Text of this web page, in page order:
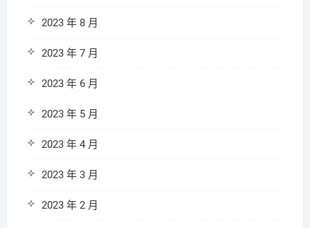
2023 年 8 月
2023 年 7 月
2023 年 6 月
2023 年 5 月
2023 年 4 月
2023 年 3 月
2023 年 2 月